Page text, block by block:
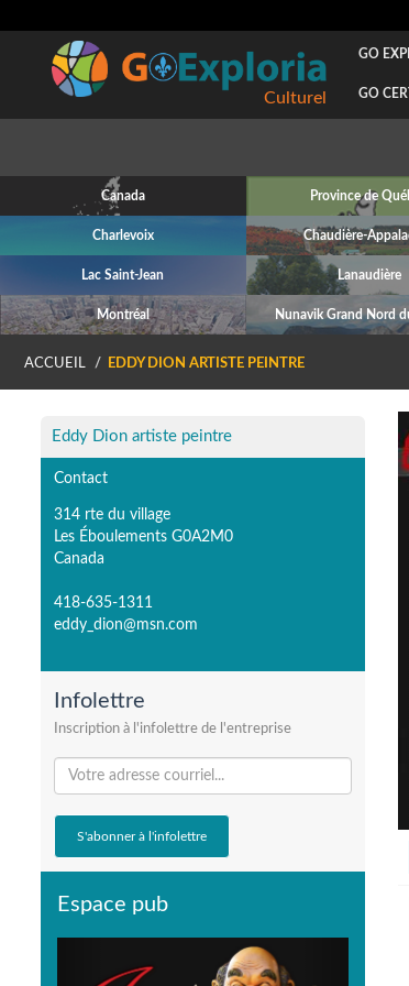
Culturel
GO
GO
Canada Province de
Charlevoix Chaudière-
Lac Saint-Jean Lanaudière
Montréal Nunavik Grand Nord
ACCUEIL EDDY DION ARTISTE PEINTRE
Eddy Dion artiste peintre
Contact
314 rte du village
Les Éboulements G0A2M0
Canada
418-635-1311
eddy_dion@msn.com
Infolettre
Inscription à l'infolettre de l'entreprise
Espace pub